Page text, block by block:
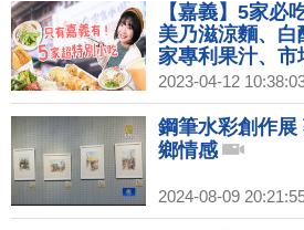
【嘉義】5家必
美乃滋涼麵、
家專利果汁、市
捲、古早味錦魯
有嘉義才能找
典、排隊美食
繽紛台灣(436)
2023-04-12
鋼筆水彩創作
鄉情感
2024-08-09